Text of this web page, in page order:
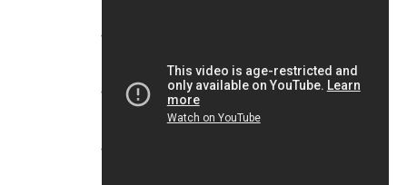
PAYDAY 2: CRIMEWAVE EDITION –
The Master Plan